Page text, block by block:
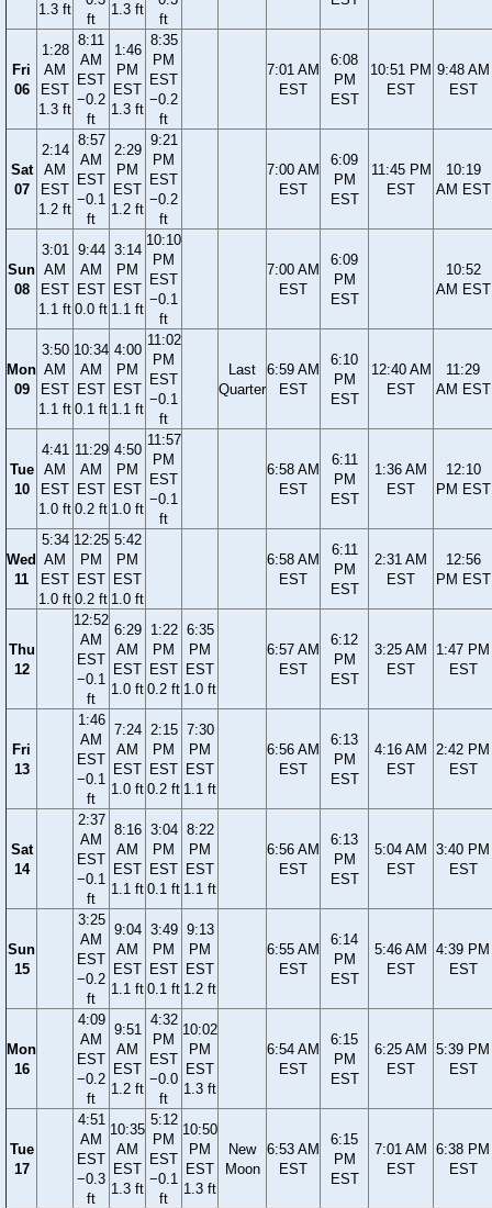
1.3 ft
ft
1.3 ft
ft
Fri
06
1:28
AM
EST
1.3 ft
8:11
AM
EST
−0.2
ft
1:46
PM
EST
1.3 ft
8:35
PM
EST
−0.2
ft
7:01 AM
EST
6:08
PM
EST
10:51 PM
EST
9:48 AM
EST
Sat
07
2:14
AM
EST
1.2 ft
8:57
AM
EST
−0.1
ft
2:29
PM
EST
1.2 ft
9:21
PM
EST
−0.2
ft
7:00 AM
EST
6:09
PM
EST
11:45 PM
EST
10:19
AM EST
Sun
08
3:01
AM
EST
1.1 ft
9:44
AM
EST
0.0 ft
3:14
PM
EST
1.1 ft
10:10
PM
EST
−0.1
ft
7:00 AM
EST
6:09
PM
EST
10:52
AM EST
Mon
09
3:50
AM
EST
1.1 ft
10:34
AM
EST
0.1 ft
4:00
PM
EST
1.1 ft
11:02
PM
EST
−0.1
ft
Last
Quarter
6:59 AM
EST
6:10
PM
EST
12:40 AM
EST
11:29
AM EST
Tue
10
4:41
AM
EST
1.0 ft
11:29
AM
EST
0.2 ft
4:50
PM
EST
1.0 ft
11:57
PM
EST
−0.1
ft
6:58 AM
EST
6:11
PM
EST
1:36 AM
EST
12:10
PM EST
Wed
11
5:34
AM
EST
1.0 ft
12:25
PM
EST
0.2 ft
5:42
PM
EST
1.0 ft
6:58 AM
EST
6:11
PM
EST
2:31 AM
EST
12:56
PM EST
Thu
12
12:52
AM
EST
−0.1
ft
6:29
AM
EST
1.0 ft
1:22
PM
EST
0.2 ft
6:35
PM
EST
1.0 ft
6:57 AM
EST
6:12
PM
EST
3:25 AM
EST
1:47 PM
EST
Fri
13
1:46
AM
EST
−0.1
ft
7:24
AM
EST
1.0 ft
2:15
PM
EST
0.2 ft
7:30
PM
EST
1.1 ft
6:56 AM
EST
6:13
PM
EST
4:16 AM
EST
2:42 PM
EST
Sat
14
2:37
AM
EST
−0.1
ft
8:16
AM
EST
1.1 ft
3:04
PM
EST
0.1 ft
8:22
PM
EST
1.1 ft
6:56 AM
EST
6:13
PM
EST
5:04 AM
EST
3:40 PM
EST
Sun
15
3:25
AM
EST
−0.2
ft
9:04
AM
EST
1.1 ft
3:49
PM
EST
0.1 ft
9:13
PM
EST
1.2 ft
6:55 AM
EST
6:14
PM
EST
5:46 AM
EST
4:39 PM
EST
Mon
16
4:09
AM
EST
−0.2
ft
9:51
AM
EST
1.2 ft
4:32
PM
EST
−0.0
ft
10:02
PM
EST
1.3 ft
6:54 AM
EST
6:15
PM
EST
6:25 AM
EST
5:39 PM
EST
Tue
17
4:51
AM
EST
−0.3
ft
10:35
AM
EST
1.3 ft
5:12
PM
EST
−0.1
ft
10:50
PM
EST
1.3 ft
New
Moon
6:53 AM
EST
6:15
PM
EST
7:01 AM
EST
6:38 PM
EST